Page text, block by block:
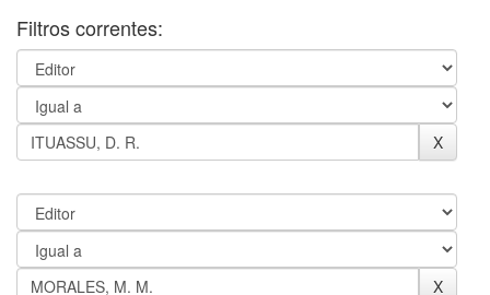
Filtros correntes: